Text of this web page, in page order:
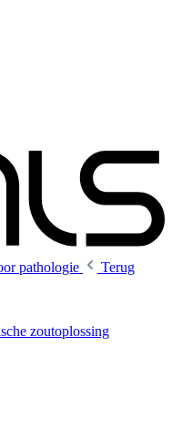
pathologie
Terug
zoutoplossing